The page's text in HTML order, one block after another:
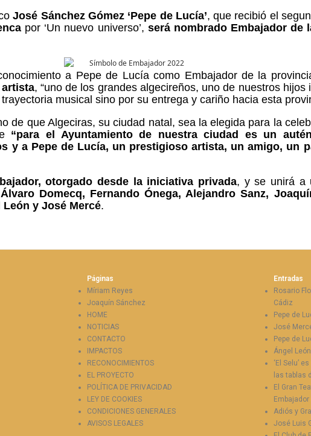
José Sánchez Gómez ‘Pepe de Lucía’, que recibió el
por ‘Un nuevo universo’, será nombrado Embajador de
a Pepe de Lucía como Embajador de la
, “uno de los grandes algecireños, uno de nuestros
musical sino por su entrega y cariño hacia esta
de que Algeciras, su ciudad natal, sea la elegida para la
“para el Ayuntamiento de nuestra ciudad es un
y a Pepe de Lucía, un prestigioso artista, un amigo, un
otorgado desde la iniciativa privada, y se unirá a
Álvaro Domecq, Fernando Ónega, Alejandro Sanz,
y José Mercé.
Páginas
Míriam Reyes
Joaquín Sánchez
HOME
NOTICIAS
CONTACTO
IMPACTOS
RECONOCIMIENTOS
EL PROYECTO
POLÍTICA DE PRIVACIDAD
LEY DE COOKIES
CONDICIONES GENERALES
AVISOS LEGALES
Entradas
Rosario
Cádiz
Pepe de
José
Pepe de
Ángel
‘El Selu’
las tablas
El Gran
Adiós y
José Luis